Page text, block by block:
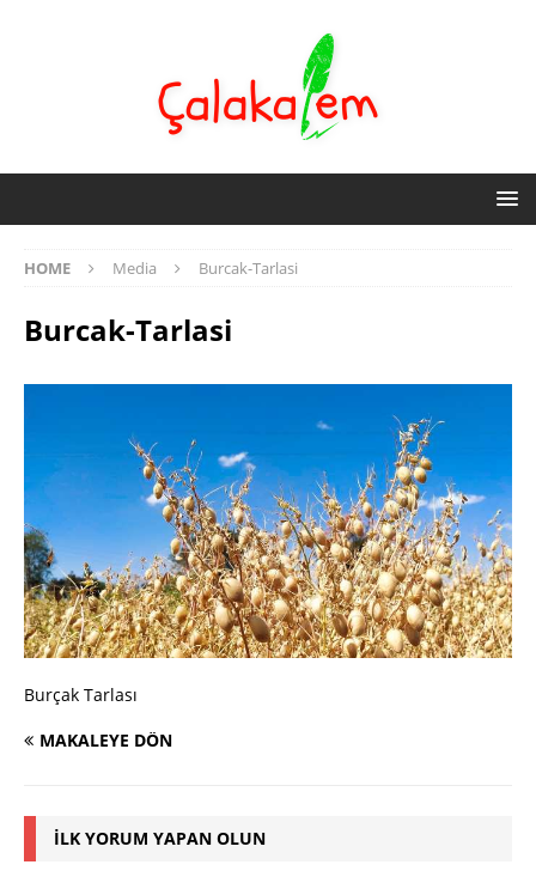
HOME Media Burcak-Tarlasi
Burcak-Tarlasi
Burçak Tarlası
MAKALEYE DÖN
İLK YORUM YAPAN OLUN